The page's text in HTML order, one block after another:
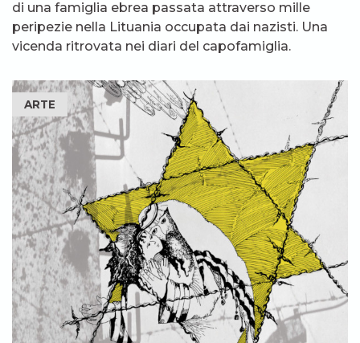
di una famiglia ebrea passata attraverso mille
peripezie nella Lituania occupata dai nazisti. Una
vicenda ritrovata nei diari del capofamiglia.
ARTE